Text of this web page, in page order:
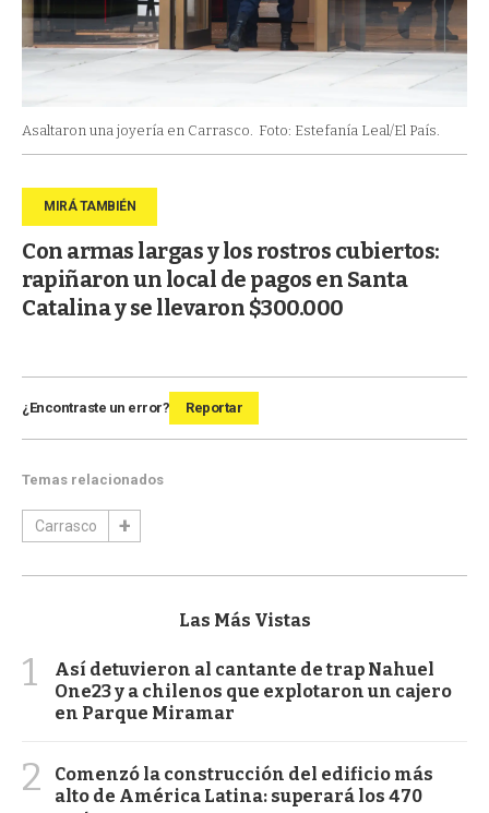
Asaltaron una joyería en Carrasco. Foto: Estefanía Leal/El País.
Con armas largas y los rostros cubiertos:
rapiñaron un local de pagos en Santa
Catalina y se llevaron $300.000
¿Encontraste un error? Reportar
Temas relacionados
Carrasco
Las Más Vistas
1
Así detuvieron al cantante de trap Nahuel
One23 y a chilenos que explotaron un cajero
en Parque Miramar
2
Comenzó la construcción del edificio más
alto de América Latina: superará los 470